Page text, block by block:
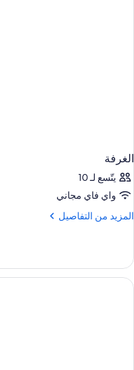
الغرفة
يتّسع لـ 10
واي فاي مجاني
المزيد من التفاصيل
المزيد
الغرفة